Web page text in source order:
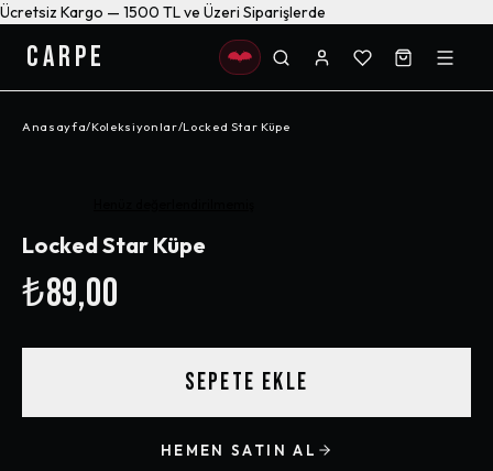
Ücretsiz Kargo — 1500 TL ve Üzeri Siparişlerde
CARPE
Anasayfa/Koleksiyonlar/Locked Star Küpe
Locked Star Küpe
₺89,00
SEPETE EKLE
HEMEN SATIN AL